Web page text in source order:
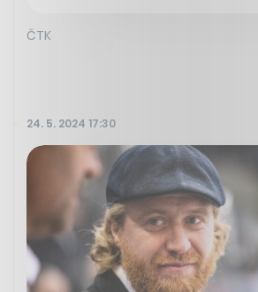
ČTK
24. 5. 2024 17:30